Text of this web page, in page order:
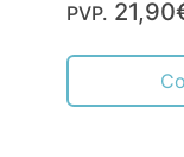
PVP.